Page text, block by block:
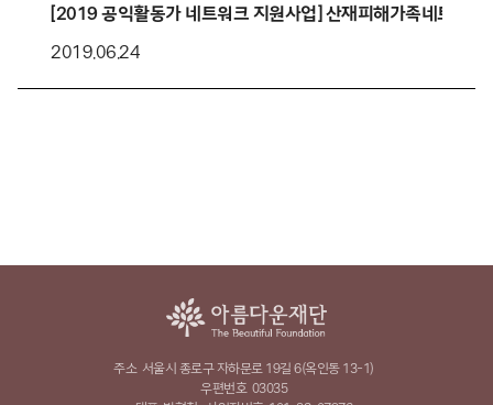
[2019 공익활동가 네트워크 지원사업] 산재피해가족네트워크
2019.06.24
주소 서울시 종로구 자하문로 19길 6(옥인동 13-1)
우편번호 03035